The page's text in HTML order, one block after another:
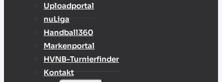
Uploadportal
nuLiga
Handball360
Markenportal
HVNB-Turnierfinder
Kontakt